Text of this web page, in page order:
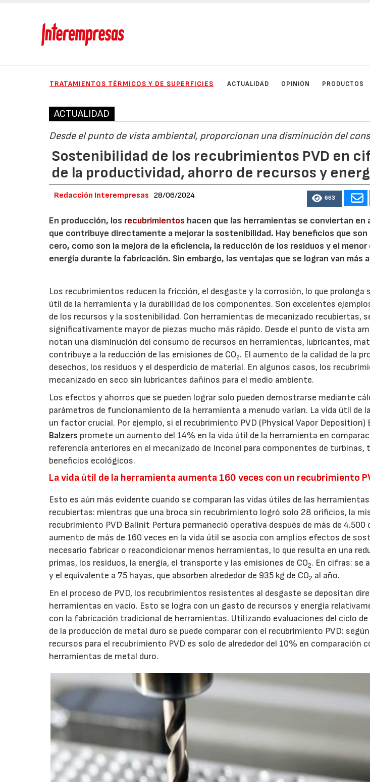
TRATAMIENTOS TÉRMICOS Y DE SUPERFICIES ACTUALIDAD OPINIÓN PRODUCTOS
ACTUALIDAD
Desde el punto de vista ambiental, proporcionan una disminución del
Sostenibilidad de los recubrimientos PVD en
de la productividad, ahorro de recursos y
Redacción Interempresas 28/06/2024 663
En producción, los recubrimientos hacen que las herramientas se conviertan
que contribuye directamente a mejorar la sostenibilidad. Hay beneficios que
cero, como son la mejora de la eficiencia, la reducción de los residuos y el
energía durante la fabricación. Sin embargo, las ventajas que se logran van más
Los recubrimientos reducen la fricción, el desgaste y la corrosión, lo que
útil de la herramienta y la durabilidad de los componentes. Son excelentes
de los recursos y la sostenibilidad. Con herramientas de mecanizado recubiertas,
significativamente mayor de piezas mucho más rápido. Desde el punto de vista
notan una disminución del consumo de recursos en herramientas, lubricantes,
contribuye a la reducción de las emisiones de CO2. El aumento de la calidad de la
desechos, los residuos y el desperdicio de material. En algunos casos, los
mecanizado en seco sin lubricantes dañinos para el medio ambiente.
Los efectos y ahorros que se pueden lograr solo pueden demostrarse mediante
parámetros de funcionamiento de la herramienta a menudo varían. La vida útil de
un factor crucial. Por ejemplo, si el recubrimiento PVD (Physical Vapor Deposition)
Balzers promete un aumento del 14% en la vida útil de la herramienta en
referencia anteriores en el mecanizado de Inconel para componentes de
beneficios ecológicos.
La vida útil de la herramienta aumenta 160 veces con un recubrimiento
Esto es aún más evidente cuando se comparan las vidas útiles de las
recubiertas: mientras que una broca sin recubrimiento logró solo 28 orificios, la
recubrimiento PVD Balinit Pertura permaneció operativa después de más de
aumento de más de 160 veces en la vida útil se asocia con amplios efectos de
necesario fabricar o reacondicionar menos herramientas, lo que resulta en una
primas, los residuos, la energía, el transporte y las emisiones de CO2. En cifras: se
y el equivalente a 75 hayas, que absorben alrededor de 935 kg de CO2 al año.
En el proceso de PVD, los recubrimientos resistentes al desgaste se depositan
herramientas en vacío. Esto se logra con un gasto de recursos y energía
con la fabricación tradicional de herramientas. Utilizando evaluaciones del ciclo
de la producción de metal duro se puede comparar con el recubrimiento PVD:
recursos para el recubrimiento PVD es solo de alrededor del 10% en comparación
herramientas de metal duro.